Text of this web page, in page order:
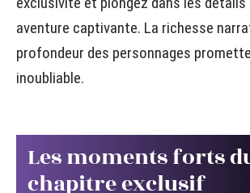
aventure captivante. La richesse
profondeur des personnages
inoubliable.
Les moments forts
chapitre exclusif